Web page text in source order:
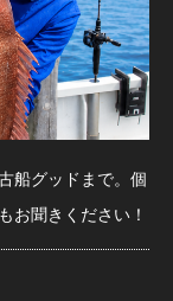
船グッドまで。個
お聞きください！